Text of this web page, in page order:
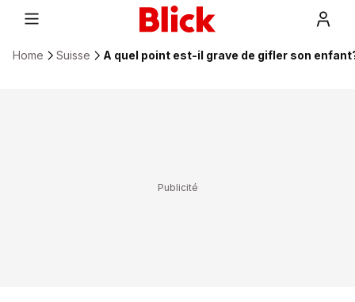
Home Suisse A quel point est-il grave de gifler son